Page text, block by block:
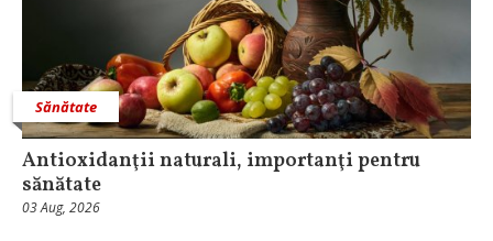
Sănătate
Antioxidanţii naturali, importanţi pentru
sănătate
03 Aug, 2026